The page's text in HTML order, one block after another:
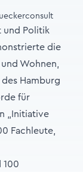
und Politik
die
Wohnen,
Hamburg
für
„Initiative
Fachleute,
100